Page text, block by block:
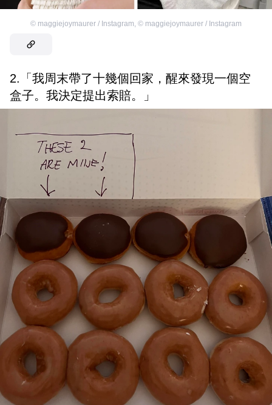
© maggiejoymaurer / Instagram © maggiejoymaurer / Instagram
2.「我周末帶了十幾個回家，醒來發現一個空
盒子。我決定提出索賠。」